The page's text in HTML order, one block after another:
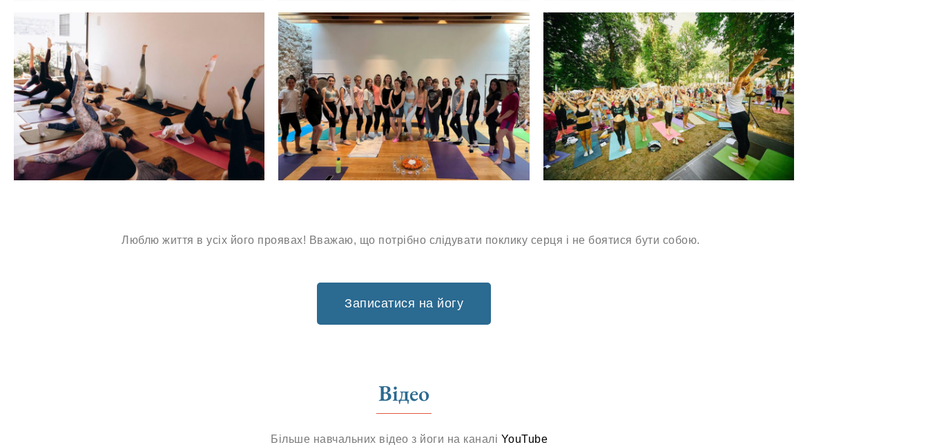
Люблю життя в усіх його проявах! Вважаю, що потрібно слідувати поклику серця і не боятися бути собою.
Записатися на йогу
Відео
Більше навчальних відео з йоги на каналі YouTube